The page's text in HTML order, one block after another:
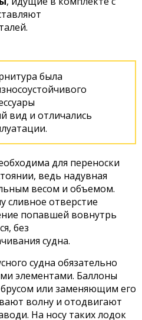
была
вид и отличались
для переноски
ведь надувная
весом и объемом.
сливное отверстие
попавшей вовнутрь
без
судна.
судна обязательно
элементами. Баллоны
или заменяющим его
волну и отодвигают
На носу таких лодок